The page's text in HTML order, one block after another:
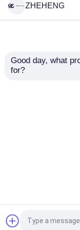
καλύμματα
2025
ZHEHENG
Good day, what
for?